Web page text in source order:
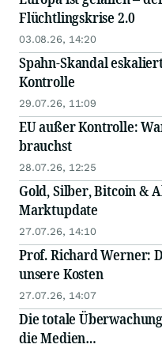
Flüchtlingskrise 2.0
03.08.26, 14:20
Spahn-Skandal
Kontrolle
29.07.26, 11:09
EU außer Kontrolle:
brauchst
28.07.26, 12:25
Gold, Silber, Bitcoin &
Marktupdate
27.07.26, 14:10
Prof. Richard Werner:
unsere Kosten
27.07.26, 14:07
Die totale
die Medien…